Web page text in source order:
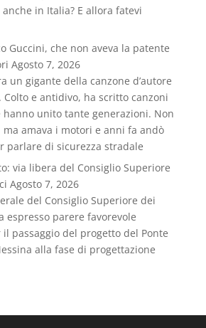
in Italia? E allora fatevi
Guccini, che non aveva la patente
Agosto 7, 2026
un gigante della canzone d’autore
e antidivo, ha scritto canzoni
hanno unito tante generazioni. Non
ma amava i motori e anni fa andò
parlare di sicurezza stradale
via libera del Consiglio Superiore
Agosto 7, 2026
del Consiglio Superiore dei
espresso parere favorevole
passaggio del progetto del Ponte
alla fase di progettazione